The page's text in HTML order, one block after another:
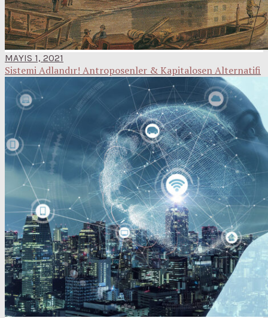
MAYIS 1, 2021
Sistemi Adlandır! Antroposenler & Kapitalosen Alternatifi